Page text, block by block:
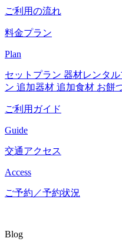
ご利用の流れ
料金プラン
Plan
セットプラン 器材レンタル
ン 追加器材 追加食材 お餅
ご利用ガイド
Guide
交通アクセス
Access
ご予約／予約状況
Blog